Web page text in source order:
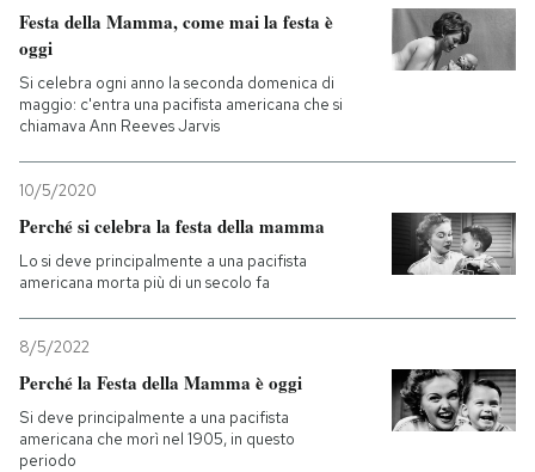
Festa della Mamma, come mai la festa è
oggi
Si celebra ogni anno la seconda domenica di
maggio: c'entra una pacifista americana che si
chiamava Ann Reeves Jarvis
10/5/2020
Perché si celebra la festa della mamma
Lo si deve principalmente a una pacifista
americana morta più di un secolo fa
8/5/2022
Perché la Festa della Mamma è oggi
Si deve principalmente a una pacifista
americana che morì nel 1905, in questo
periodo